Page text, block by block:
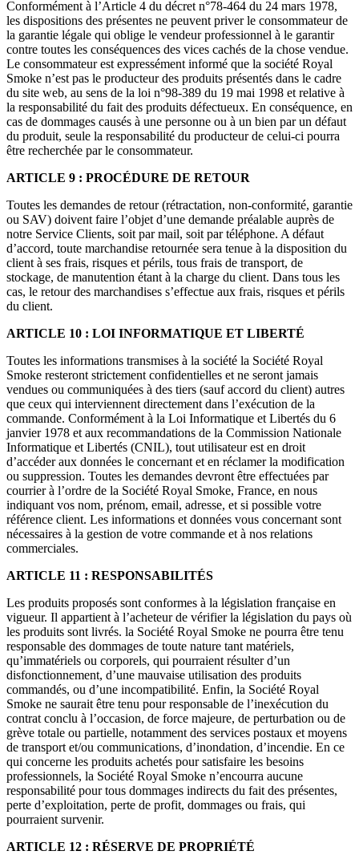
Conformément à l’Article 4 du décret n°78-464 du 24 mars 1978,
les dispositions des présentes ne peuvent priver le consommateur de
la garantie légale qui oblige le vendeur professionnel à le garantir
contre toutes les conséquences des vices cachés de la chose vendue.
Le consommateur est expressément informé que la société Royal
Smoke n’est pas le producteur des produits présentés dans le cadre
du site web, au sens de la loi n°98-389 du 19 mai 1998 et relative à
la responsabilité du fait des produits défectueux. En conséquence, en
cas de dommages causés à une personne ou à un bien par un défaut
du produit, seule la responsabilité du producteur de celui-ci pourra
être recherchée par le consommateur.
ARTICLE 9 : PROCÉDURE DE RETOUR
Toutes les demandes de retour (rétractation, non-conformité, garantie
ou SAV) doivent faire l’objet d’une demande préalable auprès de
notre Service Clients, soit par mail, soit par téléphone. A défaut
d’accord, toute marchandise retournée sera tenue à la disposition du
client à ses frais, risques et périls, tous frais de transport, de
stockage, de manutention étant à la charge du client. Dans tous les
cas, le retour des marchandises s’effectue aux frais, risques et périls
du client.
ARTICLE 10 : LOI INFORMATIQUE ET LIBERTÉ
Toutes les informations transmises à la société la Société Royal
Smoke resteront strictement confidentielles et ne seront jamais
vendues ou communiquées à des tiers (sauf accord du client) autres
que ceux qui interviennent directement dans l’exécution de la
commande. Conformément à la Loi Informatique et Libertés du 6
janvier 1978 et aux recommandations de la Commission Nationale
Informatique et Libertés (CNIL), tout utilisateur est en droit
d’accéder aux données le concernant et en réclamer la modification
ou suppression. Toutes les demandes devront être effectuées par
courrier à l’ordre de la Société Royal Smoke, France, en nous
indiquant vos nom, prénom, email, adresse, et si possible votre
référence client. Les informations et données vous concernant sont
nécessaires à la gestion de votre commande et à nos relations
commerciales.
ARTICLE 11 : RESPONSABILITÉS
Les produits proposés sont conformes à la législation française en
vigueur. Il appartient à l’acheteur de vérifier la législation du pays où
les produits sont livrés. la Société Royal Smoke ne pourra être tenu
responsable des dommages de toute nature tant matériels,
qu’immatériels ou corporels, qui pourraient résulter d’un
disfonctionnement, d’une mauvaise utilisation des produits
commandés, ou d’une incompatibilité. Enfin, la Société Royal
Smoke ne saurait être tenu pour responsable de l’inexécution du
contrat conclu à l’occasion, de force majeure, de perturbation ou de
grève totale ou partielle, notamment des services postaux et moyens
de transport et/ou communications, d’inondation, d’incendie. En ce
qui concerne les produits achetés pour satisfaire les besoins
professionnels, la Société Royal Smoke n’encourra aucune
responsabilité pour tous dommages indirects du fait des présentes,
perte d’exploitation, perte de profit, dommages ou frais, qui
pourraient survenir.
ARTICLE 12 : RÉSERVE DE PROPRIÉTÉ